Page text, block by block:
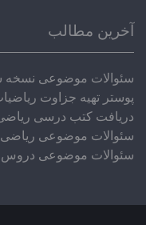
آخرین مطالب
سئوالات موضوعی نسخه
پوستر تهیه جزاوت
دریافت کتب درسی ریاضی
سئوالات موضوعی ریاضی
سئوالات موضوعی دروس